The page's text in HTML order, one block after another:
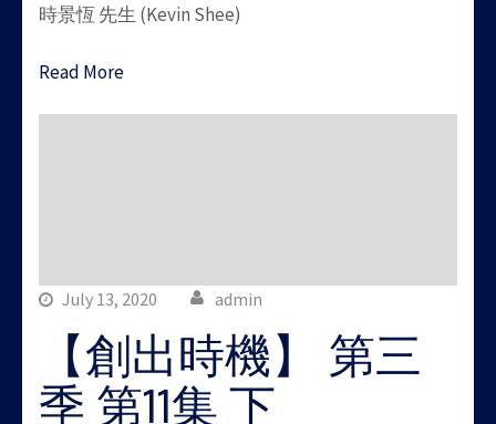
時景恆 先生 (Kevin Shee)
Read More
July 13, 2020 admin
【創出時機】 第三
季 第11集 下